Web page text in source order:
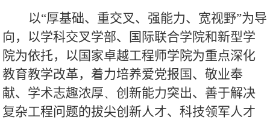
以“厚基础、重交叉、强能力、宽视野”为导
向，以学科交叉学部、国际联合学院和新型学
院为依托，以国家卓越工程师学院为重点深化
教育教学改革，着力培养爱党报国、敬业奉
献、学术志趣浓厚、创新能力突出、善于解决
复杂工程问题的拔尖创新人才、科技领军人才